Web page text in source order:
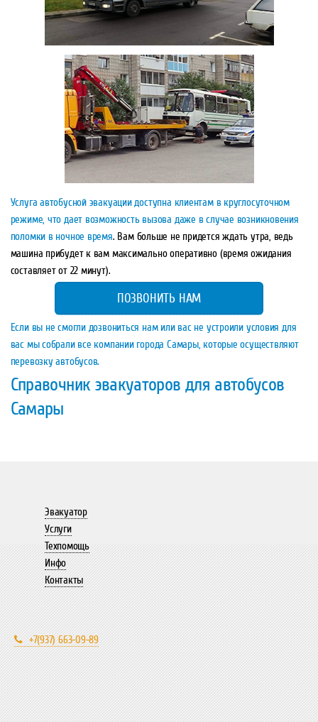
Услуга автобусной эвакуации доступна клиентам в круглосуточном
режиме, что дает возможность вызова даже в случае возникновения
поломки в ночное время. Вам больше не придется ждать утра, ведь
машина прибудет к вам максимально оперативно (время ожидания
составляет от 22 минут).
ПОЗВОНИТЬ НАМ
Если вы не смогли дозвониться нам или вас не устроили условия для
вас мы собрали все компании города Самары, которые осуществляют
перевозку автобусов.
Справочник эвакуаторов для автобусов
Самары
Эвакуатор
Услуги
Техпомощь
Инфо
Контакты
+7(937) 663-09-89